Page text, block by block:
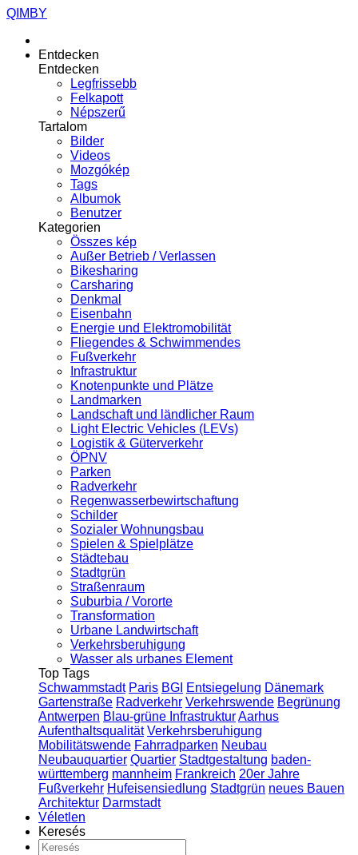
QIMBY
Entdecken
Entdecken
Legfrissebb
Felkapott
Népszerű
Tartalom
Bilder
Videos
Mozgókép
Tags
Albumok
Benutzer
Kategorien
Összes kép
Außer Betrieb / Verlassen
Bikesharing
Carsharing
Denkmal
Eisenbahn
Energie und Elektromobilität
Fliegendes & Schwimmendes
Fußverkehr
Infrastruktur
Knotenpunkte und Plätze
Landmarken
Landschaft und ländlicher Raum
Light Electric Vehicles (LEVs)
Logistik & Güterverkehr
ÖPNV
Parken
Radverkehr
Regenwasserbewirtschaftung
Schilder
Sozialer Wohnungsbau
Spielen & Spielplätze
Städtebau
Stadtgrün
Straßenraum
Suburbia / Vororte
Transformation
Urbane Landwirtschaft
Verkehrsberuhigung
Wasser als urbanes Element
Top Tags
Schwammstadt Paris BGI Entsiegelung Dänemark
Gartenstraße Radverkehr Verkehrswende Begrünung
Antwerpen Blau-grüne InfrastrukturAarhus
Aufenthaltsqualität Verkehrsberuhigung
Mobilitätswende Fahrradparken Neubau
Neubauquartier Quartier Stadtgestaltung baden-
württemberg mannheim Frankreich 20er Jahre
Fußverkehr Hufeisensiedlung Stadtgrün neues Bauen
Architektur Darmstadt
Véletlen
Keresés